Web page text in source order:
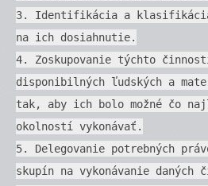
3. Identifikácia a
na ich dosiahnutie.
4. Zoskupovanie týchto
disponibilných ľudských a
tak, aby ich bolo možné čo
okolností vykonávať.
5. Delegovanie potrebných
skupín na vykonávanie daných